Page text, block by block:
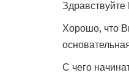
Здравствуйте
Хорошо, что
С чего